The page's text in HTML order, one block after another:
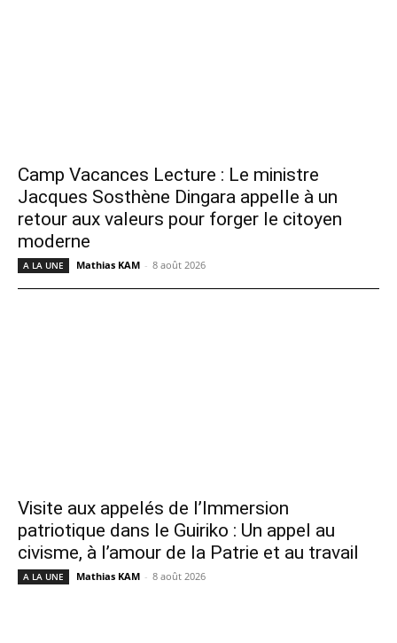
Camp Vacances Lecture : Le ministre
Jacques Sosthène Dingara appelle à un
retour aux valeurs pour forger le citoyen
moderne
A LA UNE Mathias KAM - 8 août 2026
Visite aux appelés de l’Immersion
patriotique dans le Guiriko : Un appel au
civisme, à l’amour de la Patrie et au travail
A LA UNE Mathias KAM - 8 août 2026